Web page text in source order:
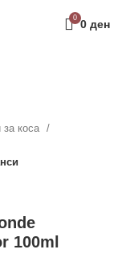
0 0 ден
за коса
100ml